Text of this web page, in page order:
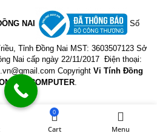
NAI Số
Tỉnh Đồng Nai MST: 3603507123 Sở
Nai cấp ngày 22/11/2017 Điện thoại:
Copyright Vi Tính Đồng
.
0
Cart Menu